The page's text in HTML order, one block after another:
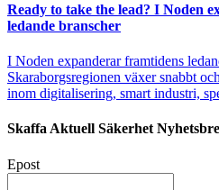
Ready to take the lead? I Noden
ledande branscher
I Noden expanderar framtidens
Skaraborgsregionen växer snabbt
inom digitalisering, smart industri,
Skaffa Aktuell Säkerhet
Epost